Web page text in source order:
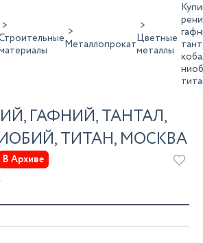
МеталлопрокатЦветные
металлы
ГАФНИЙ, ТАНТАЛ,
ТИТАН, МОСКВА
В Архиве